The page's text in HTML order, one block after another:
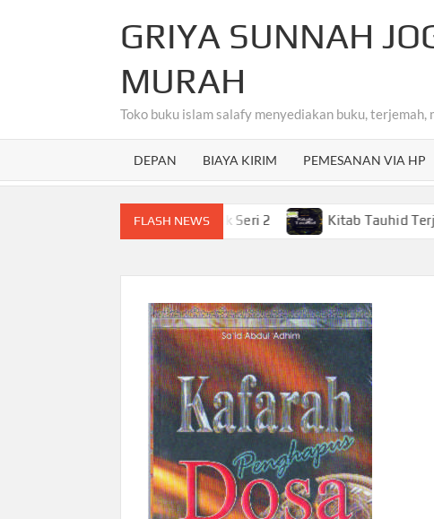
GRIYA SUNNAH
MURAH
Toko buku islam salafy menyediakan buku, terjemah,
DEPAN BIAYA KIRIM PEMESANAN VIA HP
FLASH NEWS
Arab Untuk Anak-Anak Seri 2 Kitab Tauhid Terjemahan